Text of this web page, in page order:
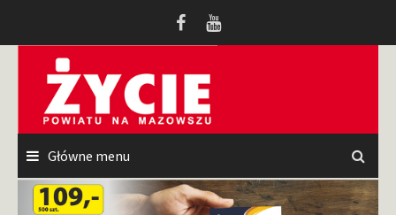
Główne menu